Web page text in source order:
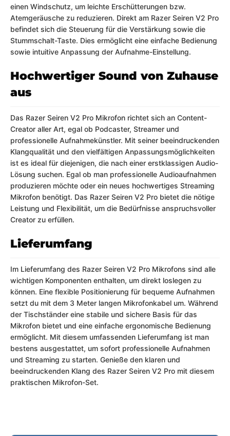
einen Windschutz, um leichte Erschütterungen bzw.
Atemgeräusche zu reduzieren. Direkt am Razer Seiren V2 Pro
befindet sich die Steuerung für die Verstärkung sowie die
Stummschalt-Taste. Dies ermöglicht eine einfache Bedienung
sowie intuitive Anpassung der Aufnahme-Einstellung.
Hochwertiger Sound von Zuhause
aus
Das Razer Seiren V2 Pro Mikrofon richtet sich an Content-
Creator aller Art, egal ob Podcaster, Streamer und
professionelle Aufnahmekünstler. Mit seiner beeindruckenden
Klangqualität und den vielfältigen Anpassungsmöglichkeiten
ist es ideal für diejenigen, die nach einer erstklassigen Audio-
Lösung suchen. Egal ob man professionelle Audioaufnahmen
produzieren möchte oder ein neues hochwertiges Streaming
Mikrofon benötigt. Das Razer Seiren V2 Pro bietet die nötige
Leistung und Flexibilität, um die Bedürfnisse anspruchsvoller
Creator zu erfüllen.
Lieferumfang
Im Lieferumfang des Razer Seiren V2 Pro Mikrofons sind alle
wichtigen Komponenten enthalten, um direkt loslegen zu
können. Eine flexible Positionierung für bequeme Aufnahmen
setzt du mit dem 3 Meter langen Mikrofonkabel um. Während
der Tischständer eine stabile und sichere Basis für das
Mikrofon bietet und eine einfache ergonomische Bedienung
ermöglicht. Mit diesem umfassenden Lieferumfang ist man
bestens ausgestattet, um sofort professionelle Aufnahmen
und Streaming zu starten. Genieße den klaren und
beeindruckenden Klang des Razer Seiren V2 Pro mit diesem
praktischen Mikrofon-Set.